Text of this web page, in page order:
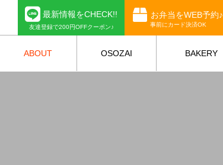
ABOUT
OSOZAI
BAKERY
最新情報をCHECK!!
友達登録で200円OFFクーポン♪
お弁当をWEB予約♪
事前にカード決済OK